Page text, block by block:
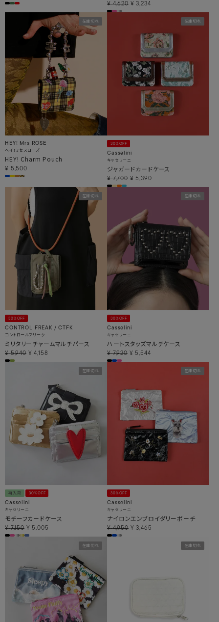
¥ 4,620 ¥ 3,234
HEY! Mrs ROSE
ヘイ！ミセスローズ
HEY! Charm Pouch
¥ 5,500
在庫切れ
30%OFF
Casselini
キャセリーニ
ジャガードカードケース
¥ 7,700 ¥ 5,390
在庫切れ
30%OFF
CONTROL FREAK / CTFK
コントロールフリーク
ミリタリーチャームマルチパース
¥ 5,940 ¥ 4,158
在庫切れ
30%OFF
Casselini
キャセリーニ
ハートスタッズマルチケース
¥ 7,920 ¥ 5,544
在庫切れ
再入荷 30%OFF
Casselini
キャセリーニ
モチーフカードケース
¥ 7,150 ¥ 5,005
在庫切れ
30%OFF
Casselini
キャセリーニ
ナイロンエンブロイダリーポーチ
¥ 4,950 ¥ 3,465
在庫切れ
在庫切れ 在庫切れ